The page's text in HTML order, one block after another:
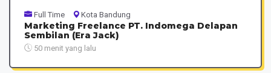
Full Time Kota Bandung
Marketing Freelance PT. Indomega Delapan
Sembilan (Era Jack)
50 menit yang lalu